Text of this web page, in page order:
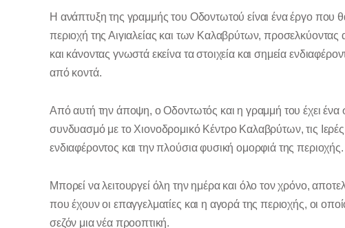
Η ανάπτυξη της γραμμής του Οδοντωτού είναι ένα έργο που
περιοχή της Αιγιαλείας και των Καλαβρύτων,
και κάνοντας γνωστά εκείνα τα στοιχεία και σημεία
από κοντά.
Από αυτή την άποψη, ο Οδοντωτός και η γραμμή του έχει ένα
συνδυασμό με το Χιονοδρομικό Κέντρο Καλαβρύτων, τις
ενδιαφέροντος και την πλούσια φυσική ομορφιά της περιοχής.
Μπορεί να λειτουργεί όλη την ημέρα και όλο τον χρόνο,
που έχουν οι επαγγελματίες και η αγορά της περιοχής, οι
σεζόν μια νέα προοπτική.